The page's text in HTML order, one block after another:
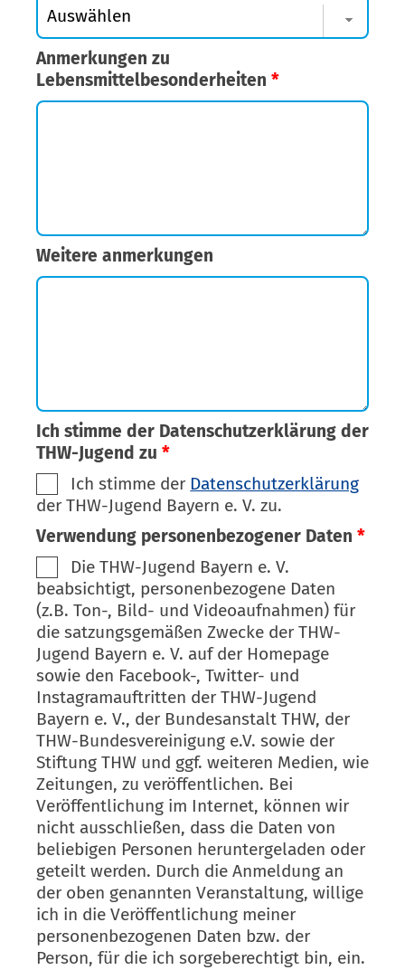
Anmerkungen zu
Lebensmittelbesonderheiten *
Weitere anmerkungen
Ich stimme der Datenschutzerklärung der
THW-Jugend zu *
Ich stimme der Datenschutzerklärung
der THW-Jugend Bayern e. V. zu.
Verwendung personenbezogener Daten *
Die THW-Jugend Bayern e. V.
beabsichtigt, personenbezogene Daten
(z.B. Ton-, Bild- und Videoaufnahmen) für
die satzungsgemäßen Zwecke der THW-
Jugend Bayern e. V. auf der Homepage
sowie den Facebook-, Twitter- und
Instagramauftritten der THW-Jugend
Bayern e. V., der Bundesanstalt THW, der
THW-Bundesvereinigung e.V. sowie der
Stiftung THW und ggf. weiteren Medien, wie
Zeitungen, zu veröffentlichen. Bei
Veröffentlichung im Internet, können wir
nicht ausschließen, dass die Daten von
beliebigen Personen heruntergeladen oder
geteilt werden. Durch die Anmeldung an
der oben genannten Veranstaltung, willige
ich in die Veröffentlichung meiner
personenbezogenen Daten bzw. der
Person, für die ich sorgeberechtigt bin, ein.